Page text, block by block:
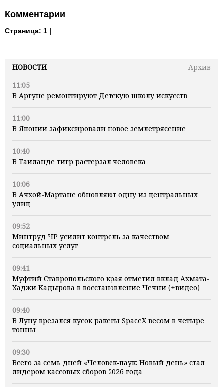
НОВОСТИ
Архив
11:05
В Аргуне ремонтируют Детскую школу искусств
11:00
В Японии зафиксировали новое землетрясение
10:40
В Таиланде тигр растерзал человека
10:06
В Ачхой-Мартане обновляют одну из центральных
улиц
09:52
Минтруд ЧР усилит контроль за качеством
социальных услуг
09:41
Муфтий Ставропольского края отметил вклад Ахмата-
Хаджи Кадырова в восстановление Чечни (+видео)
09:40
В Луну врезался кусок ракеты SpaceX весом в четыре
тонны
09:30
Всего за семь дней «Человек‑паук: Новый день» стал
лидером кассовых сборов 2026 года
Комментарии
Страница: 1 |